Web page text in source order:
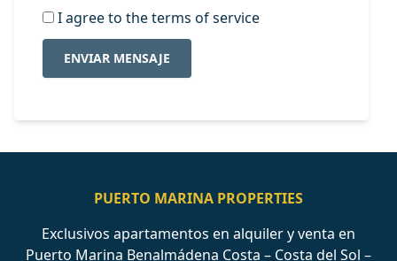
I agree to the terms of service
ENVIAR MENSAJE
PUERTO MARINA PROPERTIES
Exclusivos apartamentos en alquiler y venta en
Puerto Marina Benalmádena Costa – Costa del Sol –